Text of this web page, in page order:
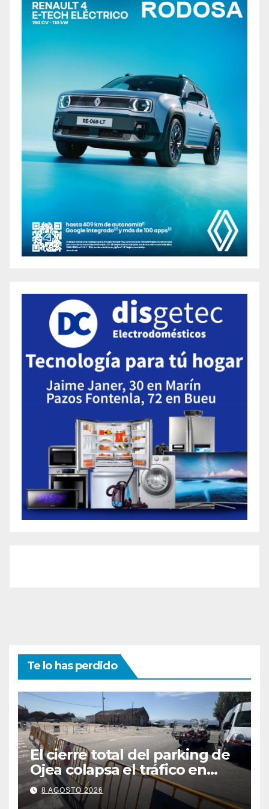
Te lo has perdido
El cierre total del parking de
Ojea colapsa el tráfico en
Cangas
8 AGOSTO 2026